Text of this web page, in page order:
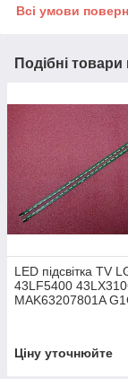
Всі умови
Подібні товари
LED підсвітка TV
43LF5400
MAK63207801A
Ціну уточнюйте